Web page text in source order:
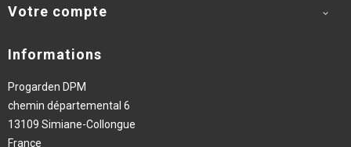
Votre compte 
Informations
Progarden DPM
chemin départemental 6
13109 Simiane-Collongue
France